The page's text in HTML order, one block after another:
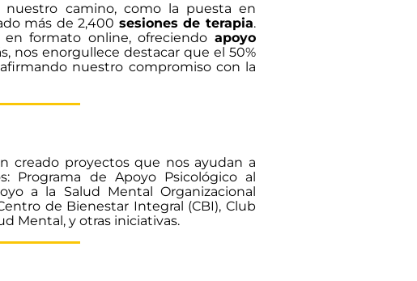
nuestro camino, como la puesta en
más de 2,400 sesiones de terapia.
formato online, ofreciendo apoyo
nos enorgullece destacar que el 50%
nuestro compromiso con la
creado proyectos que nos ayudan a
Programa de Apoyo Psicológico al
a la Salud Mental Organizacional
de Bienestar Integral (CBI), Club
Mental, y otras iniciativas.